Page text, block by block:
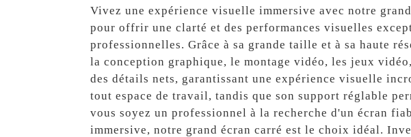
Vivez une expérience visuelle immersive avec notre
pour offrir une clarté et des performances visuelles
professionnelles. Grâce à sa grande taille et à sa haute
la conception graphique, le montage vidéo, les jeux
des détails nets, garantissant une expérience visuelle
tout espace de travail, tandis que son support réglable
vous soyez un professionnel à la recherche d'un écran
immersive, notre grand écran carré est le choix idéal.